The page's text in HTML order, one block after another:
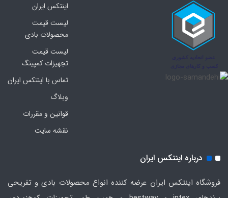
اینتکس ایران
لیست قیمت
محصولات بادی
لیست قیمت
تجهیزات کمپینگ
تماس با اینتکس ایران
وبلاگ
قوانین و مقررات
نقشه سایت
درباره اینتکس ایران
فروشگاه اینتکس ایران عرضه کننده انواع محصولات بادی و تفریحی